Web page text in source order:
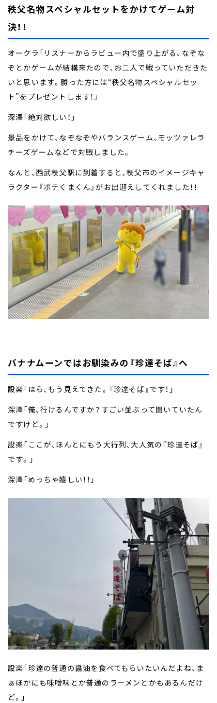
秩父名物スペシャルセットをかけてゲーム対
決！！
オークラ「リスナーからラビュー内で盛り上がる、なぞな
ぞとかゲームが結構来たので、お二人で戦っていただきた
いと思います。勝った方には“秩父名物スペシャルセッ
ト”をプレゼントします！」
深澤「絶対欲しい！」
景品をかけて、なぞなぞやバランスゲーム、モッツァレラ
チーズゲームなどで対戦しました。
なんと、西武秩父駅に到着すると、秩父市のイメージキャ
ラクター『ポテくまくん』がお出迎えしてくれました！！
バナナムーンではお馴染みの『珍達そば』へ
設楽「ほら、もう見えてきた。『珍達そば』です！」
深澤「俺、行けるんですか？すごい並ぶって聞いていたん
ですけど。」
設楽「ここが、ほんとにもう大行列、大人気の『珍達そば』
です。」
深澤「めっちゃ嬉しい！！」
設楽「珍達の普通の醤油を食べてもらいたいんだよね、ま
ぁほかにも味噌味とか普通のラーメンとかもあるんだけ
ど。」